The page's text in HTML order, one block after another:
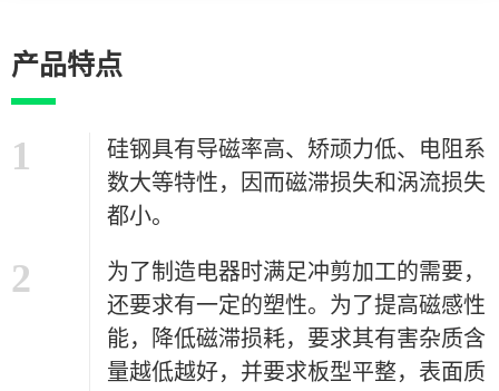
产品特点
1
硅钢具有导磁率高、矫顽力低、电阻系
数大等特性，因而磁滞损失和涡流损失
都小。
2
为了制造电器时满足冲剪加工的需要，
还要求有一定的塑性。为了提高磁感性
能，降低磁滞损耗，要求其有害杂质含
量越低越好，并要求板型平整，表面质